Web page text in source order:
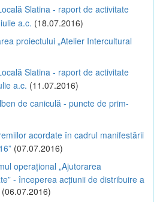
Slatina - raport de activitate
a.c. (18.07.2016)
proiectului „Atelier Intercultural
Slatina - raport de activitate
a.c. (11.07.2016)
de caniculă - puncte de prim-
acordate în cadrul manifestării
(07.07.2016)
operațional „Ajutorarea
- începerea acțiunii de distribuire a
(06.07.2016)